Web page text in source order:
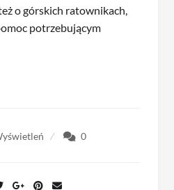
o górskich ratownikach,
potrzebującym
0